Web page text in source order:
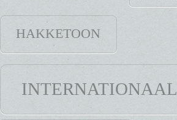
HAKKETOON
INTERNATIONAAL